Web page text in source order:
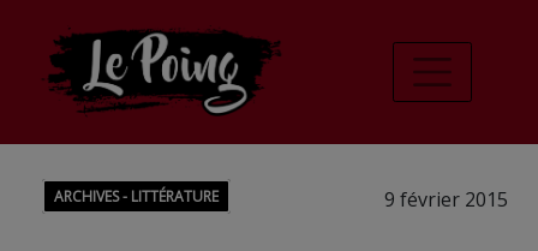
ARCHIVES - LITTÉRATURE 9 février 2015